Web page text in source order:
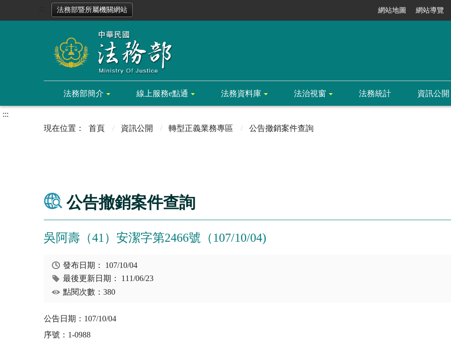
法務部暨所屬機關網站 網站地圖 網站導覽
法務部簡介 線上服務e點通 法務資料庫 法治視窗 法務統計 資訊公開
:::
首頁
資訊公開 轉型正義業務專區 公告撤銷案件查詢
公告撤銷案件查詢
吳阿壽（41）安潔字第2466號（107/10/04)
發布日期： 107/10/04
最後更新日期： 111/06/23
點閱次數：380
公告日期：107/10/04
序號：1-0988